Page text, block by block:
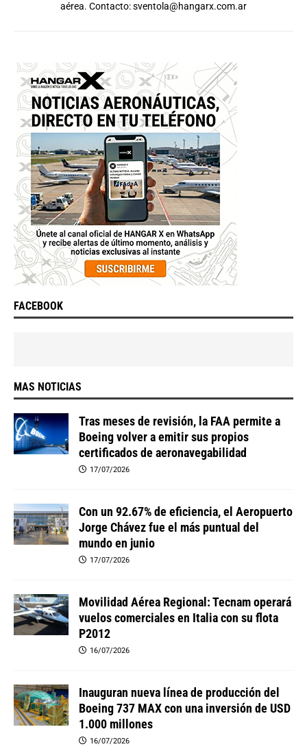
aérea. Contacto:sventola@hangarx.com.ar
FACEBOOK
MAS NOTICIAS
Tras meses de revisión, la FAA permite a
Boeing volver a emitir sus propios
certificados de aeronavegabilidad
17/07/2026
Con un 92.67% de eficiencia, el Aeropuerto
Jorge Chávez fue el más puntual del
mundo en junio
17/07/2026
Movilidad Aérea Regional: Tecnam operará
vuelos comerciales en Italia con su flota
P2012
16/07/2026
Inauguran nueva línea de producción del
Boeing 737 MAX con una inversión de USD
1.000 millones
16/07/2026